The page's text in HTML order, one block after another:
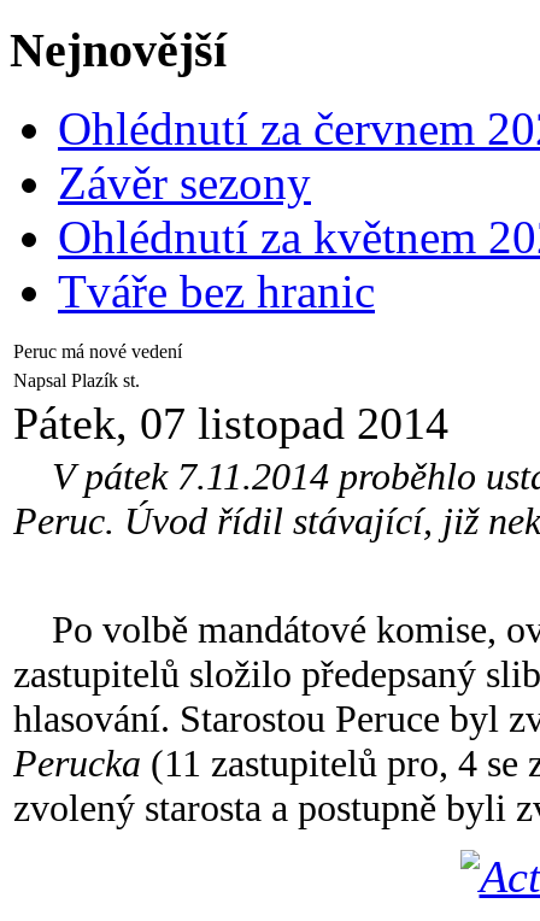
Nejnovější
Ohlédnutí za červnem
Závěr sezony
Ohlédnutí za květnem
Tváře bez hranic
Peruc má nové vedení
Napsal Plazík st.
Pátek, 07 listopad 2014
V pátek 7.11.2014 proběhlo
Peruc. Úvod řídil stávající, již
Po volbě mandátové komise,
zastupitelů složilo předepsaný
hlasování. Starostou Peruce byl
Perucka (11 zastupitelů pro, 4 se
zvolený starosta a postupně byli